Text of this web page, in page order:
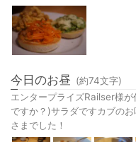
今日のお昼 (約74文字)
エンタープライズRailser様
ですか？)サラダですカブの
さまでした！